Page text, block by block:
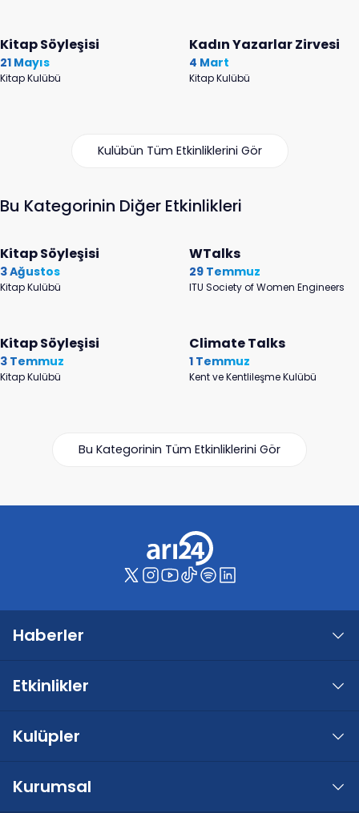
Kitap Söyleşisi
21 Mayıs
Kitap Kulübü
Kadın Yazarlar Zirvesi
4 Mart
Kitap Kulübü
Kulübün Tüm Etkinliklerini Gör
Bu Kategorinin Diğer Etkinlikleri
Kitap Söyleşisi
3 Ağustos
Kitap Kulübü
WTalks
29 Temmuz
ITU Society of Women Engineers
Kitap Söyleşisi
3 Temmuz
Kitap Kulübü
Climate Talks
1 Temmuz
Kent ve Kentlileşme Kulübü
Bu Kategorinin Tüm Etkinliklerini Gör
Haberler
Etkinlikler
Kulüpler
Kurumsal